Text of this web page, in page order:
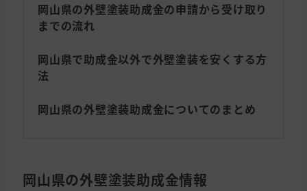
岡山県の外壁塗装助成金の申請から受け取り
までの流れ
岡山県で助成金以外で外壁塗装を安くする方
法
岡山県の外壁塗装助成金についてのまとめ
岡山県の外壁塗装助成金情報